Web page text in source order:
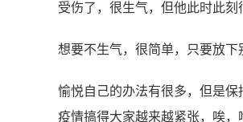
受伤了，很生气，但他此时此
想要不生气，很简单，只要放下
愉悦自己的办法有很多，但是保
疫情搞得大家越来越紧张，唉，